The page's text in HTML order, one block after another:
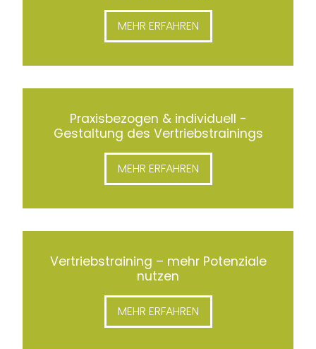
MEHR ERFAHREN
Praxisbezogen & individuell -
Gestaltung des Vertriebstrainings
MEHR ERFAHREN
Vertriebstraining – mehr Potenziale
nutzen
MEHR ERFAHREN